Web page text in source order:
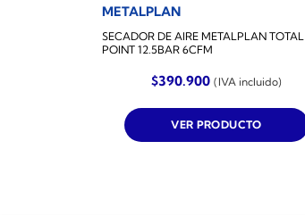
METALPLAN
SECADOR DE AIRE METALPLAN TOTAL
POINT 12.5BAR 6CFM
$390.900 (IVA incluido)
VER PRODUCTO